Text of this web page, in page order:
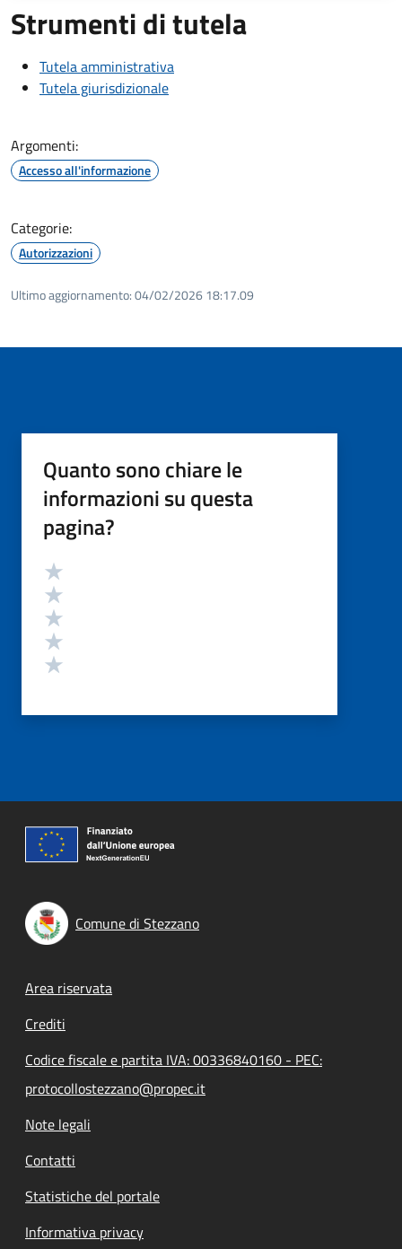
Strumenti di tutela
Tutela amministrativa
Tutela giurisdizionale
Argomenti:
Accesso all'informazione
Categorie:
Autorizzazioni
Ultimo aggiornamento:04/02/2026 18:17.09
Quanto sono chiare le
informazioni su questa
pagina?
Valutazione
Comune di Stezzano
Footer menu
Area riservata
Crediti
Codice fiscale e partita IVA: 00336840160 - PEC:
protocollostezzano@propec.it
Note legali
Contatti
Statistiche del portale
Informativa privacy